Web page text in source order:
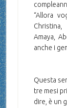
“Allora
Christina,
Amaya,
anche i
Questa
tre mesi
dire, è un